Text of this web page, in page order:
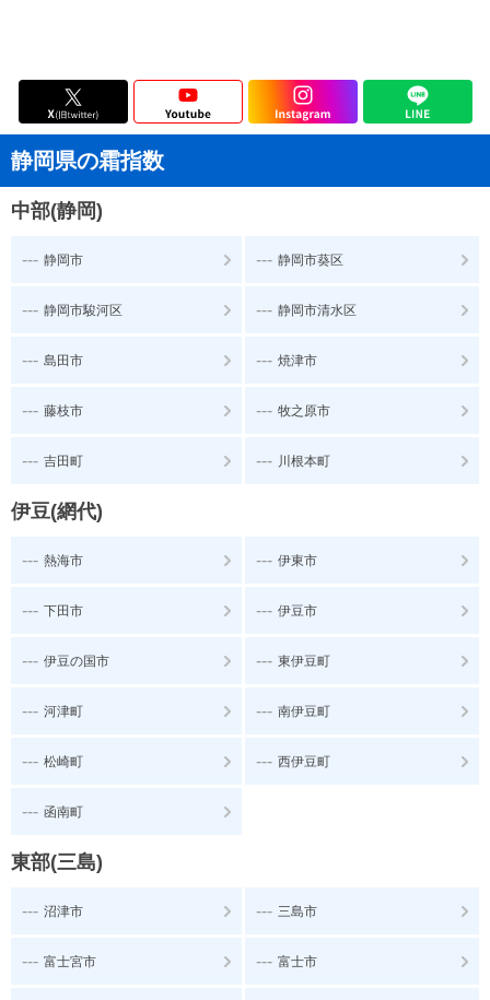
静岡県の霜指数
中部(静岡)
--- 静岡市 --- 静岡市葵区
--- 静岡市駿河区 --- 静岡市清水区
--- 島田市 --- 焼津市
--- 藤枝市 --- 牧之原市
--- 吉田町 --- 川根本町
伊豆(網代)
--- 熱海市 --- 伊東市
--- 下田市 --- 伊豆市
--- 伊豆の国市 --- 東伊豆町
--- 河津町 --- 南伊豆町
--- 松崎町 --- 西伊豆町
--- 函南町
東部(三島)
--- 沼津市 --- 三島市
--- 富士宮市 --- 富士市